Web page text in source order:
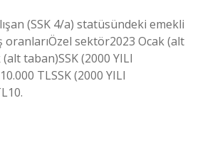
(SSK 4/a) statüsündeki emekli
oranlarıÖzel sektör2023 Ocak (alt
taban)SSK (2000 YILI
TLSSK (2000 YILI